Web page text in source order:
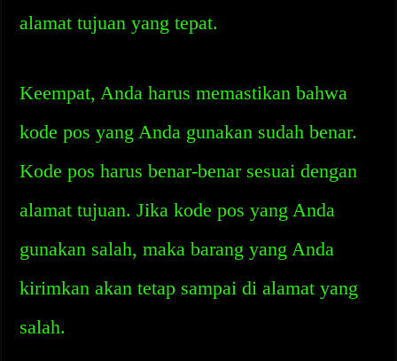
alamat tujuan yang tepat.
Keempat, Anda harus memastikan bahwa
kode pos yang Anda gunakan sudah benar.
Kode pos harus benar-benar sesuai dengan
alamat tujuan. Jika kode pos yang Anda
gunakan salah, maka barang yang Anda
kirimkan akan tetap sampai di alamat yang
salah.